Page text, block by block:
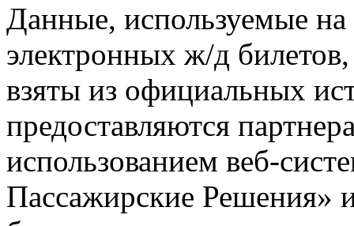
Данные, используемые на
электронных ж/д
взяты из официальных
предоставляются
использованием веб-
Пассажирские